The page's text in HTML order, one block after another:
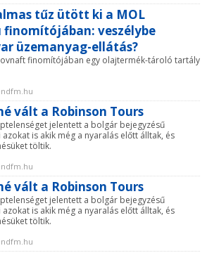
tűz ütött ki a MOL
finomítójában: veszélybe
üzemanyag-ellátás?
finomítójában egy olajtermék-tároló tartály
vált a Robinson Tours
jelentett a bolgár bejegyzésű
is akik még a nyaralás előtt álltak, és
töltik.
vált a Robinson Tours
jelentett a bolgár bejegyzésű
is akik még a nyaralás előtt álltak, és
töltik.